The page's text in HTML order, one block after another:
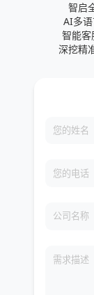
智启
AI多
智能客
深挖精